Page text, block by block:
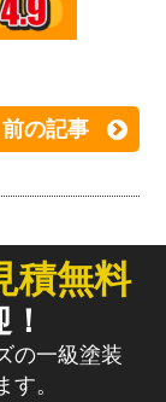
前の記事
積無料
の一級塗装
。